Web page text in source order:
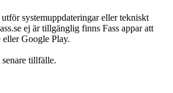
systemuppdateringar eller tekniskt
ej är tillgänglig finns Fass appar att
Google Play.
tillfälle.